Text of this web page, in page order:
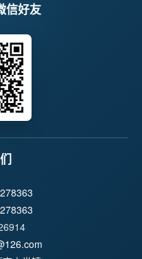
信好友